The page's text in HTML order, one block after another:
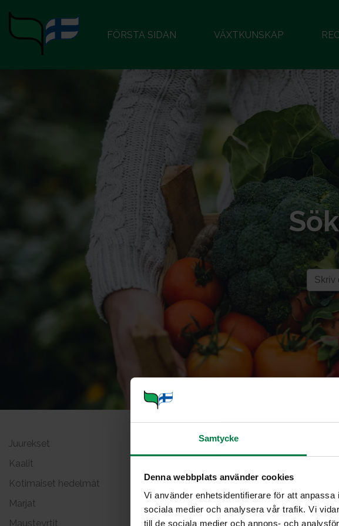
Samtycke
Denna webbplats använder cookies
Vi använder enhetsidentifierare för att
sociala medier och analysera vår trafik. Vi
till de sociala medier och annons- och
FÖRSTA SIDAN VÄXTKUNSKAP
Juurekset
Kaalit
Kotimaiset hedelmät
Marjat
Mausteyrtit